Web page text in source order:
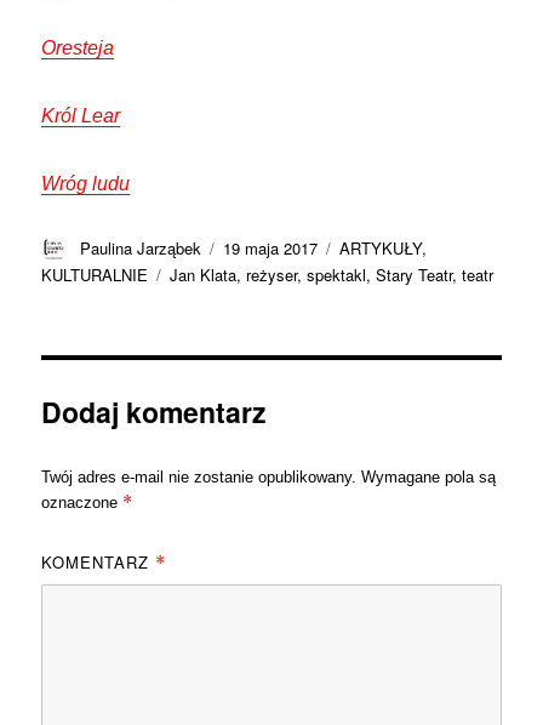
Oresteja
Król Lear
Wróg ludu
Autor
Paulina Jarząbek
Data
publikacji
19 maja 2017 Kategorie
ARTYKUŁY,
KULTURALNIE
Tagi
Jan Klata, reżyser,spektakl,Stary Teatr,teatr
Dodaj komentarz
Twój adres e-mail nie zostanie opublikowany. Wymagane pola są
oznaczone *
KOMENTARZ *